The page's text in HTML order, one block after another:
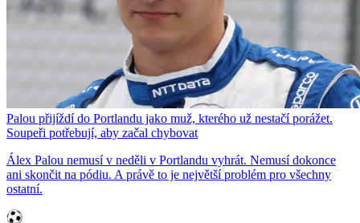
Palou přijíždí do Portlandu jako muž, kterého už nestačí porážet.
Soupeři potřebují, aby začal chybovat
Álex Palou nemusí v neděli v Portlandu vyhrát. Nemusí dokonce
ani skončit na pódiu. A právě to je největší problém pro všechny
ostatní.